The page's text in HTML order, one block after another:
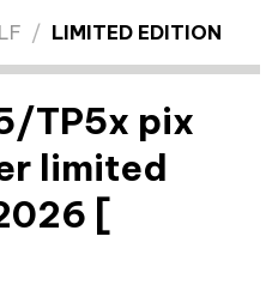
/ LIMITED EDITION
TP5x pix
limited
[